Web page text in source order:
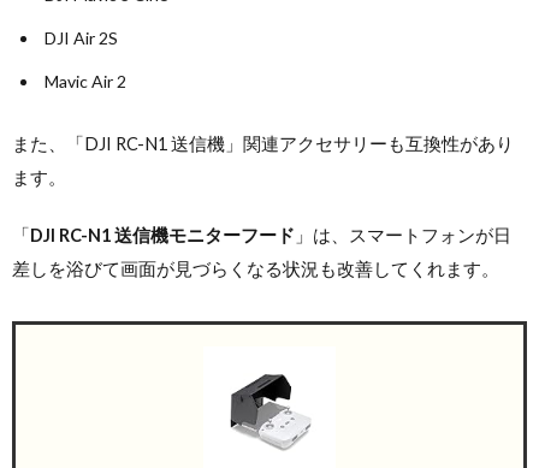
DJI Air 2S
Mavic Air 2
また、「DJI RC-N1 送信機」関連アクセサリーも互換性があり
ます。
「DJI RC-N1 送信機モニターフード 」は、スマートフォンが日
差しを浴びて画面が見づらくなる状況も改善してくれます。